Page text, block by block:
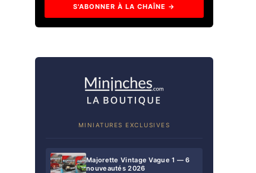
S'ABONNER À LA CHAÎNE →
MINIATURES EXCLUSIVES
Majorette Vintage Vague 1 — 6
nouveautés 2026